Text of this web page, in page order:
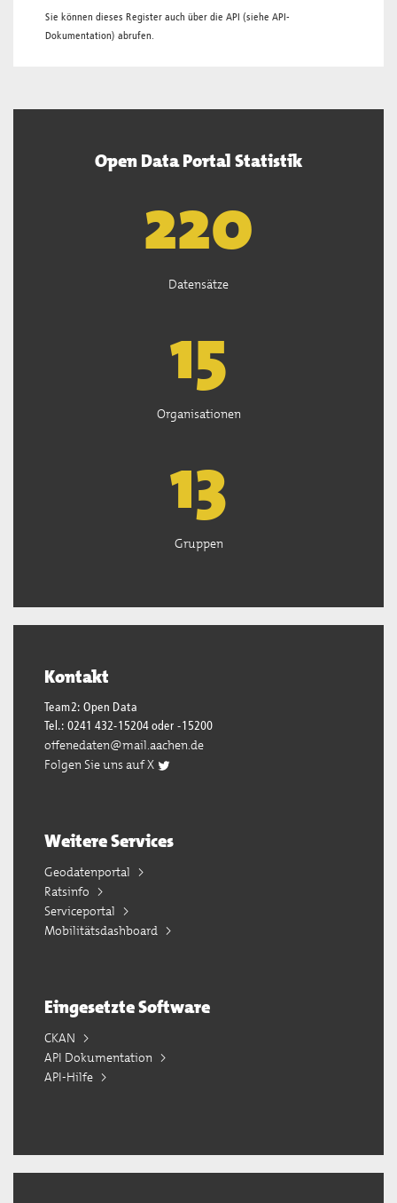
Sie können dieses Register auch über die API (siehe API-
Dokumentation) abrufen.
Open Data Portal Statistik
222
Datensätze
15
Organisationen
13
Gruppen
Kontakt
Team2: Open Data
Tel.: 0241 432-15204 oder -15200
offenedaten@mail.aachen.de
Folgen Sie uns auf X
Weitere Services
Geodatenportal
Ratsinfo
Serviceportal
Mobilitätsdashboard
Eingesetzte Software
CKAN
API Dokumentation
API-Hilfe